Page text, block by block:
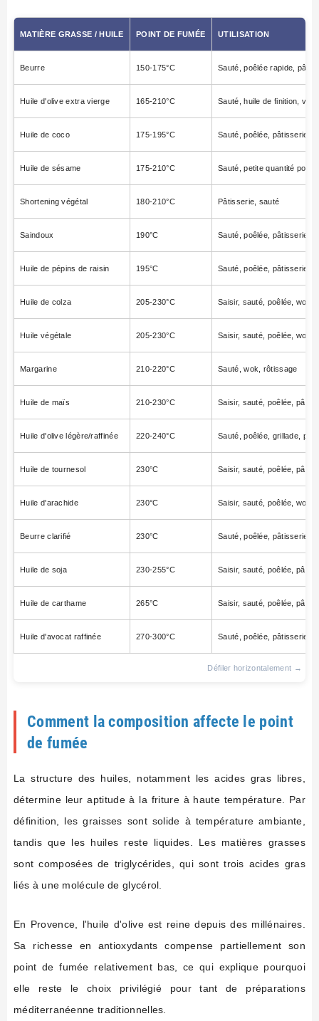
MATIÈRE GRASSE / HUILE POINT DE FUMÉE UTILISATION
Beurre 150-175°C Sauté, poêlée rapide,
Huile d'olive extra vierge 165-210°C Sauté, huile de finition,
Huile de coco 175-195°C Sauté, poêlée, pâtisserie,
Huile de sésame 175-210°C Sauté, petite quantité pour
Shortening végétal 180-210°C Pâtisserie, sauté
Saindoux 190°C Sauté, poêlée, pâtisserie,
Huile de pépins de raisin 195°C Sauté, poêlée, pâtisserie,
Huile de colza 205-230°C Saisir, sauté, poêlée, wok,
Huile végétale 205-230°C Saisir, sauté, poêlée, wok,
Margarine 210-220°C Sauté, wok, rôtissage
Huile de maïs 210-230°C Saisir, sauté, poêlée,
Huile d'olive légère/raffinée 220-240°C Sauté, poêlée, grillade,
Huile de tournesol 230°C Saisir, sauté, poêlée,
Huile d'arachide 230°C Saisir, sauté, poêlée, wok,
Beurre clarifié 230°C Sauté, poêlée, pâtisserie,
Huile de soja 230-255°C Saisir, sauté, poêlée,
Huile de carthame 265°C Saisir, sauté, poêlée,
Huile d'avocat raffinée 270-300°C Sauté, poêlée, pâtisserie,
Comment la composition affecte le point
de fumée
La structure des huiles, notamment les acides gras libres,
détermine leur aptitude à la friture à haute température. Par
définition, les graisses sont solide à température ambiante,
tandis que les huiles reste liquides. Les matières grasses
sont composées de triglycérides, qui sont trois acides gras
liés à une molécule de glycérol.
En Provence, l'huile d'olive est reine depuis des millénaires.
Sa richesse en antioxydants compense partiellement son
point de fumée relativement bas, ce qui explique pourquoi
elle reste le choix privilégié pour tant de préparations
méditerranéenne traditionnelles.